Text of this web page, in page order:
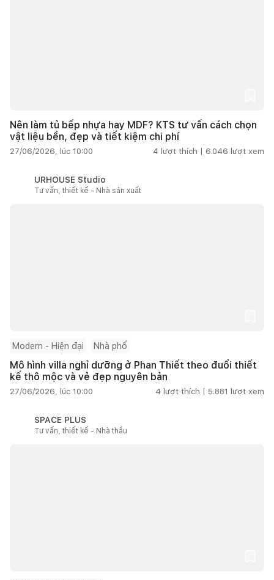
Nên làm tủ bếp nhựa hay MDF? KTS tư vấn cách chọn
vật liệu bền, đẹp và tiết kiệm chi phí
27/06/2026, lúc 10:00 4 lượt thích | 6.046 lượt xem
URHOUSE Studio
Tư vấn, thiết kế - Nhà sản xuất
Modern - Hiện đại Nhà phố
Mô hình villa nghỉ dưỡng ở Phan Thiết theo đuổi thiết
kế thô mộc và vẻ đẹp nguyên bản
27/06/2026, lúc 10:00 4 lượt thích | 5.881 lượt xem
SPACE PLUS
Tư vấn, thiết kế - Nhà thầu